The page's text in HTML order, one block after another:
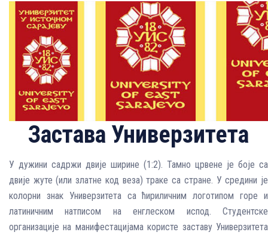
Застава Универзитета
У дужини садржи двије ширине (1:2). Тамно црвене је боје са
двије жуте (или златне код веза) траке са стране. У средини је
колорни знак Универзитета са ћириличним логотипом горе и
латиничним натписом на енглеском испод. Студентске
организације на манифестацијама користе заставу Универзитета